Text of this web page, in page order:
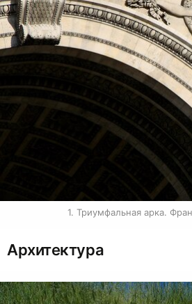
1. Триумфальная арка.
Архитектура